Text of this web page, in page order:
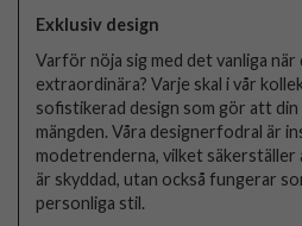
Exklusiv design
Varför nöja sig med det vanliga när
extraordinära? Varje skal i vår
sofistikerad design som gör att
mängden. Våra designerfodral är
modetrenderna, vilket
är skyddad, utan också fungerar
personliga stil.